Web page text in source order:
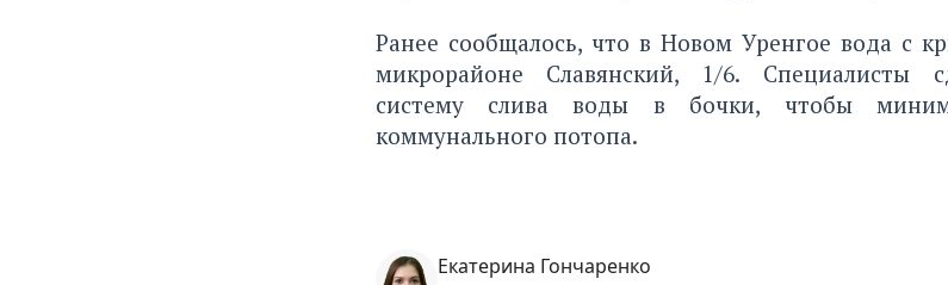
Ранее сообщалось,что в Новом Уренгое вода с
микрорайоне Славянский, 1/6. Специалисты
систему слива воды в бочки, чтобы
коммунального потопа.
Екатерина Гончаренко